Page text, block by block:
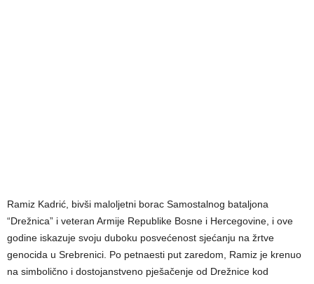
Ramiz Kadrić, bivši maloljetni borac Samostalnog bataljona
“Drežnica” i veteran Armije Republike Bosne i Hercegovine, i ove
godine iskazuje svoju duboku posvećenost sjećanju na žrtve
genocida u Srebrenici. Po petnaesti put zaredom, Ramiz je krenuo
na simbolično i dostojanstveno pješačenje od Drežnice kod